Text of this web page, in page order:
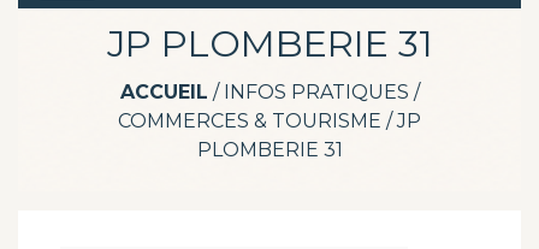
JP PLOMBERIE 31
ACCUEIL / INFOS PRATIQUES /
COMMERCES & TOURISME /JP
PLOMBERIE 31